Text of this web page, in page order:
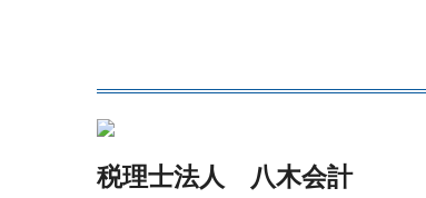
税理士法人 八木会計